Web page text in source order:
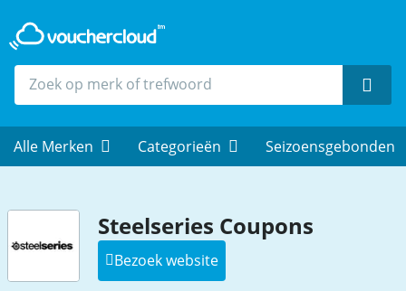
Alle Merken Categorieën Seizoensgebonden
Steelseries Coupons
Bezoek website